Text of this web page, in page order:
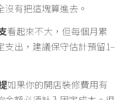
有把這塊算進去。
看起來不大，但每個月累
支出，建議保守估計預留1–
如果你的開店裝修費用有